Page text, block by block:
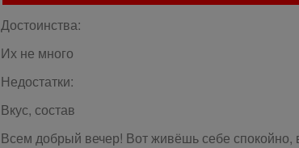
Достоинства:
Их не много
Недостатки:
Вкус, состав
Всем добрый вечер! Вот живёшь себе спокойно,